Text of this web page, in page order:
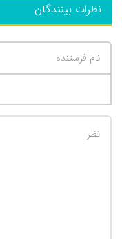
نظرات بینندگان